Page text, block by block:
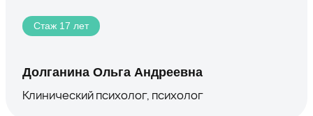
Стаж 17 лет
Долганина Ольга Андреевна
Клинический психолог, психолог